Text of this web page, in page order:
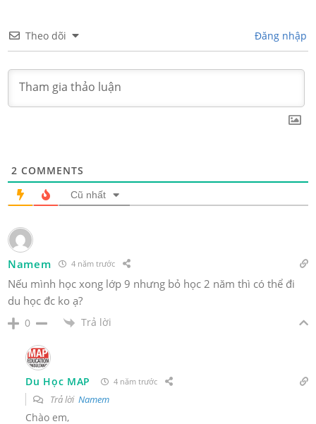
Theo dõi Đăng nhập
2 COMMENTS
Cũ nhất
Namem 4 năm trước
Nếu mình học xong lớp 9 nhưng bỏ học 2 năm thì có thể đi
du học đc ko ạ?
0 Trả lời
Du Học MAP 4 năm trước
Trả lời Namem
Chào em,